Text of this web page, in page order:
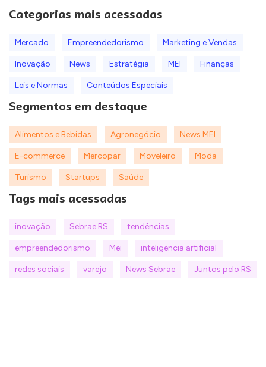
Categorias mais acessadas
Mercado Empreendedorismo Marketing e Vendas
Inovação News Estratégia MEI Finanças
Leis e Normas Conteúdos Especiais
Segmentos em destaque
Alimentos e Bebidas Agronegócio News MEI
E-commerce Mercopar Moveleiro Moda
Turismo Startups Saúde
Tags mais acessadas
inovação Sebrae RS tendências
empreendedorismo Mei inteligencia artificial
redes sociais varejo News Sebrae Juntos pelo RS